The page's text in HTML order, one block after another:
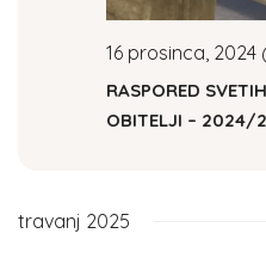
16 prosinca, 2024
RASPORED
OBITELJI – 2024/
travanj 2025